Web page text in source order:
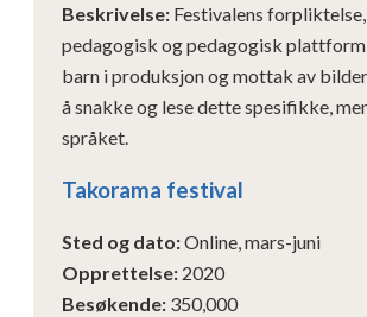
Beskrivelse: Festivalens
pedagogisk og pedagogisk
barn i produksjon og mottak av
å snakke og lese dette spesifikke,
språket.
Takorama festival
Sted og dato:Online, mars-juni
Opprettelse: 2020
Besøkende: 350,000